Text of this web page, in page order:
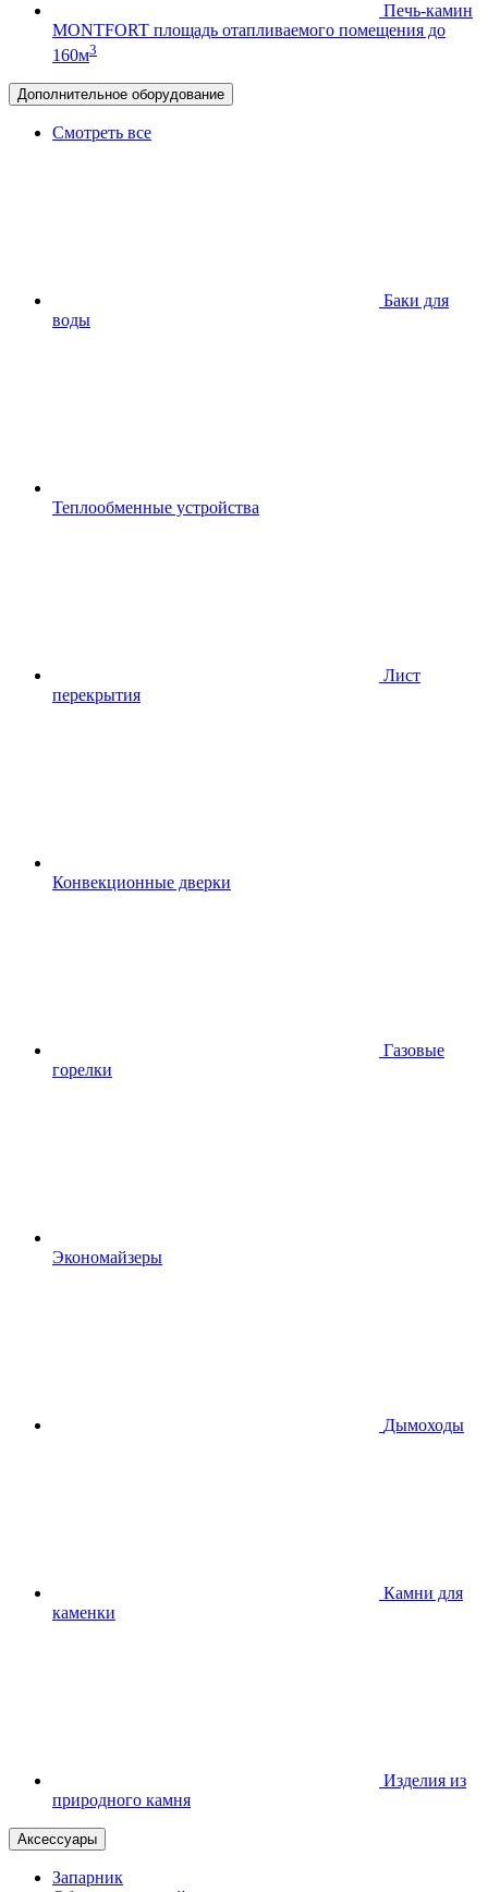
Печь-камин
MONTFORT площадь отапливаемого помещения до
160м3
Дополнительное оборудование
Смотреть все
Баки для
воды
Теплообменные устройства
Лист
перекрытия
Конвекционные дверки
Газовые
горелки
Экономайзеры
Дымоходы
Камни для
каменки
Изделия из
природного камня
Аксессуары
Запарник